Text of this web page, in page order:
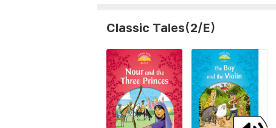
Classic Tales(2/E)